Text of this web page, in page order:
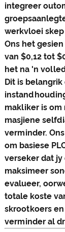
integreer
werkvloei
Ons het
van $0,12 tot
het na 'n
Dit is
makliker is
masjiene
verminder.
om basiese
verseker dat
maksimeer
evalueer,
totale koste
skrootkoers
verminder al